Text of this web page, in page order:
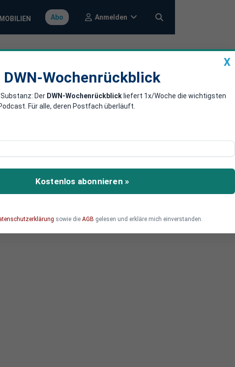
Abo Anmelden
Irland 0:1
verloren. Weil jedoch
gegen Georgien
X
DWN-Wochenrückblick
Der DWN-Wochenrückblick liefert 1x/Woche die wichtigsten
Für alle, deren Postfach überläuft.
Kostenlos abonnieren »
sowie die AGB gelesen und erkläre mich einverstanden.